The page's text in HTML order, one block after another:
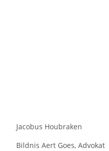
Jacobus Houbraken
Bildnis Aert Goes, Advokat